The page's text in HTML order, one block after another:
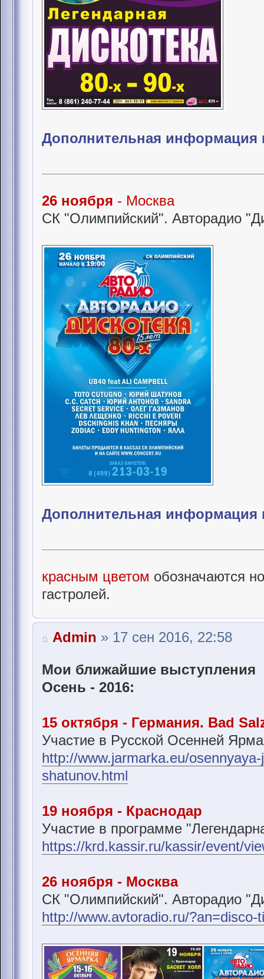
Дополнительная информация
26 ноября - Москва
СК "Олимпийский". Авторадио
Дополнительная информация
красным цветом обозначаются
гастролей.
Admin » 17 сен 2016, 22:58
Мои ближайшие выступления
Осень - 2016:
15 октября - Германия. Bad
Участие в Русской Осенней
http://www.jarmarka.eu/
shatunov.html
19 ноября - Краснодар
Участие в программе
https://krd.kassir.ru/kassir/event/
26 ноября - Москва
СК "Олимпийский". Авторадио
http://www.avtoradio.ru/?an=disco-